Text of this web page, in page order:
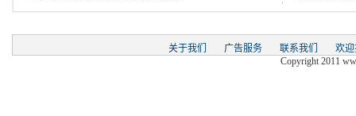
关于我们 广告服务 联系我们
欢
Copyright 2011